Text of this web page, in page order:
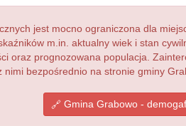
jest mocno ograniczona dla
m.in. aktualny wiek i stan
oraz prognozowana populacja.
bezpośrednio na stronie gminy
Gmina Grabowo -